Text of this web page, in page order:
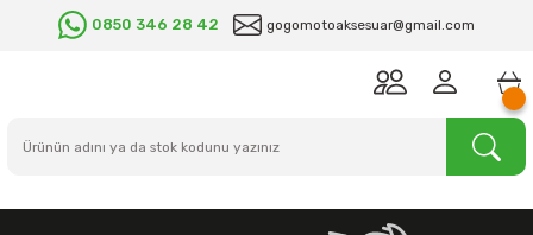
0850 346 28 42 gogomotoaksesuar@gmail.com